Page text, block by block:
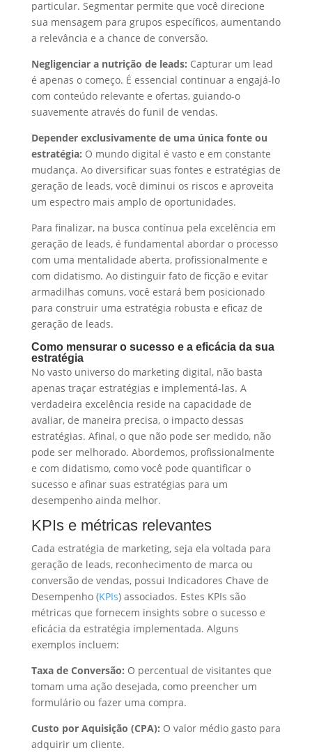
particular. Segmentar permite que você direcione
sua mensagem para grupos específicos, aumentando
a relevância e a chance de conversão.
Negligenciar a nutrição de leads: Capturar um lead
é apenas o começo. É essencial continuar a engajá-lo
com conteúdo relevante e ofertas, guiando-o
suavemente através do funil de vendas.
Depender exclusivamente de uma única fonte ou
estratégia: O mundo digital é vasto e em constante
mudança. Ao diversificar suas fontes e estratégias de
geração de leads, você diminui os riscos e aproveita
um espectro mais amplo de oportunidades.
Para finalizar, na busca contínua pela excelência em
geração de leads, é fundamental abordar o processo
com uma mentalidade aberta, profissionalmente e
com didatismo. Ao distinguir fato de ficção e evitar
armadilhas comuns, você estará bem posicionado
para construir uma estratégia robusta e eficaz de
geração de leads.
Como mensurar o sucesso e a eficácia da sua
estratégia
No vasto universo do marketing digital, não basta
apenas traçar estratégias e implementá-las. A
verdadeira excelência reside na capacidade de
avaliar, de maneira precisa, o impacto dessas
estratégias. Afinal, o que não pode ser medido, não
pode ser melhorado. Abordemos, profissionalmente
e com didatismo, como você pode quantificar o
sucesso e afinar suas estratégias para um
desempenho ainda melhor.
KPIs e métricas relevantes
Cada estratégia de marketing, seja ela voltada para
geração de leads, reconhecimento de marca ou
conversão de vendas, possui Indicadores Chave de
Desempenho (KPIs) associados. Estes KPIs são
métricas que fornecem insights sobre o sucesso e
eficácia da estratégia implementada. Alguns
exemplos incluem:
Taxa de Conversão: O percentual de visitantes que
tomam uma ação desejada, como preencher um
formulário ou fazer uma compra.
Custo por Aquisição (CPA): O valor médio gasto para
adquirir um cliente.